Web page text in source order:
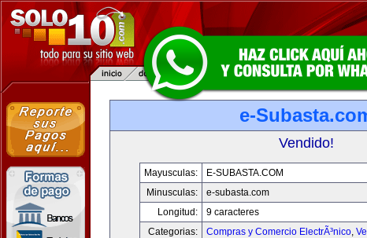
e-
Vendido!
Mayusculas:
E-SUBASTA.COM
Minusculas:
e-subasta.com
Longitud:
9 caracteres
Categorias:
Compras y Comercio ElectrÃ³nico,